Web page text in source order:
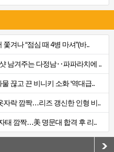
겨나 “점심 때 4병 마셔”(바..
남겨주는 다정남‥파파라치에 ..
끊고 끈 비니키 소화 ‘역대급..
자락 깜짝…리즈 갱신한 인형 비..
태 깜짝…美 명문대 합격 후 리..